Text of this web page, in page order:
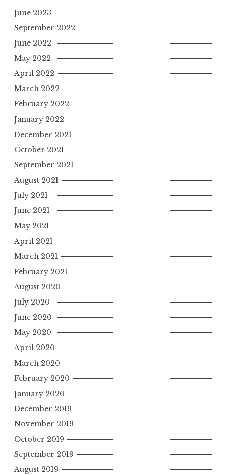
June 2023
September 2022
June 2022
May 2022
April 2022
March 2022
February 2022
January 2022
December 2021
October 2021
September 2021
August 2021
July 2021
June 2021
May 2021
April 2021
March 2021
February 2021
August 2020
July 2020
June 2020
May 2020
April 2020
March 2020
February 2020
January 2020
December 2019
November 2019
October 2019
September 2019
August 2019